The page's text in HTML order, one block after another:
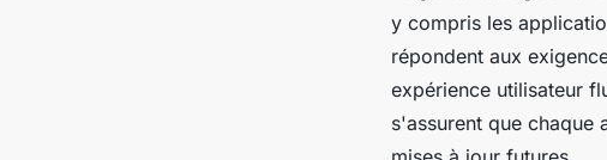
y compris les
répondent aux
expérience utilisateur
s'assurent que chaque